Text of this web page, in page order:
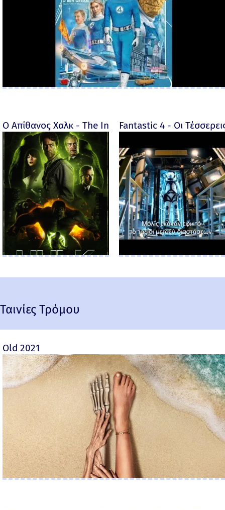
Ο Απίθανος Χαλκ - The Incredible Hulk - 2008
Fantastic 4 - Οι
Ταινίες Τρόμου
Old 2021